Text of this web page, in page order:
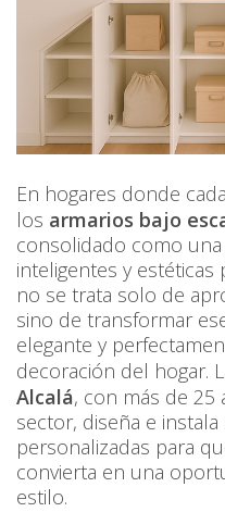
En hogares donde
los armarios bajo
consolidado como
inteligentes y estéticas
no se trata solo de
sino de transformar
elegante y
decoración del hogar.
Alcalá, con más de 25
sector, diseña e
personalizadas para
convierta en una
estilo.